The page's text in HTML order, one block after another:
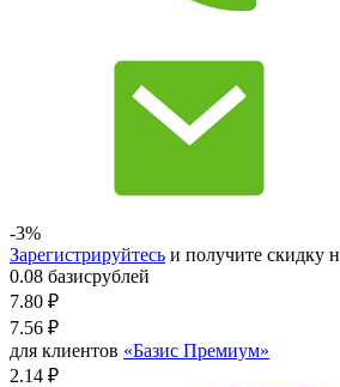
-3%
Зарегистрируйтесь и получите скидку
0.08 базисрублей
7.80 ₽
7.56 ₽
для клиентов «Базис Премиум»
2.14 ₽